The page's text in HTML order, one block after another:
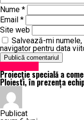
Nume *
Email *
Site web
Salvează-mi
navigator pentru data
Proiecție specială a
Ploiești, în prezența
Publicat